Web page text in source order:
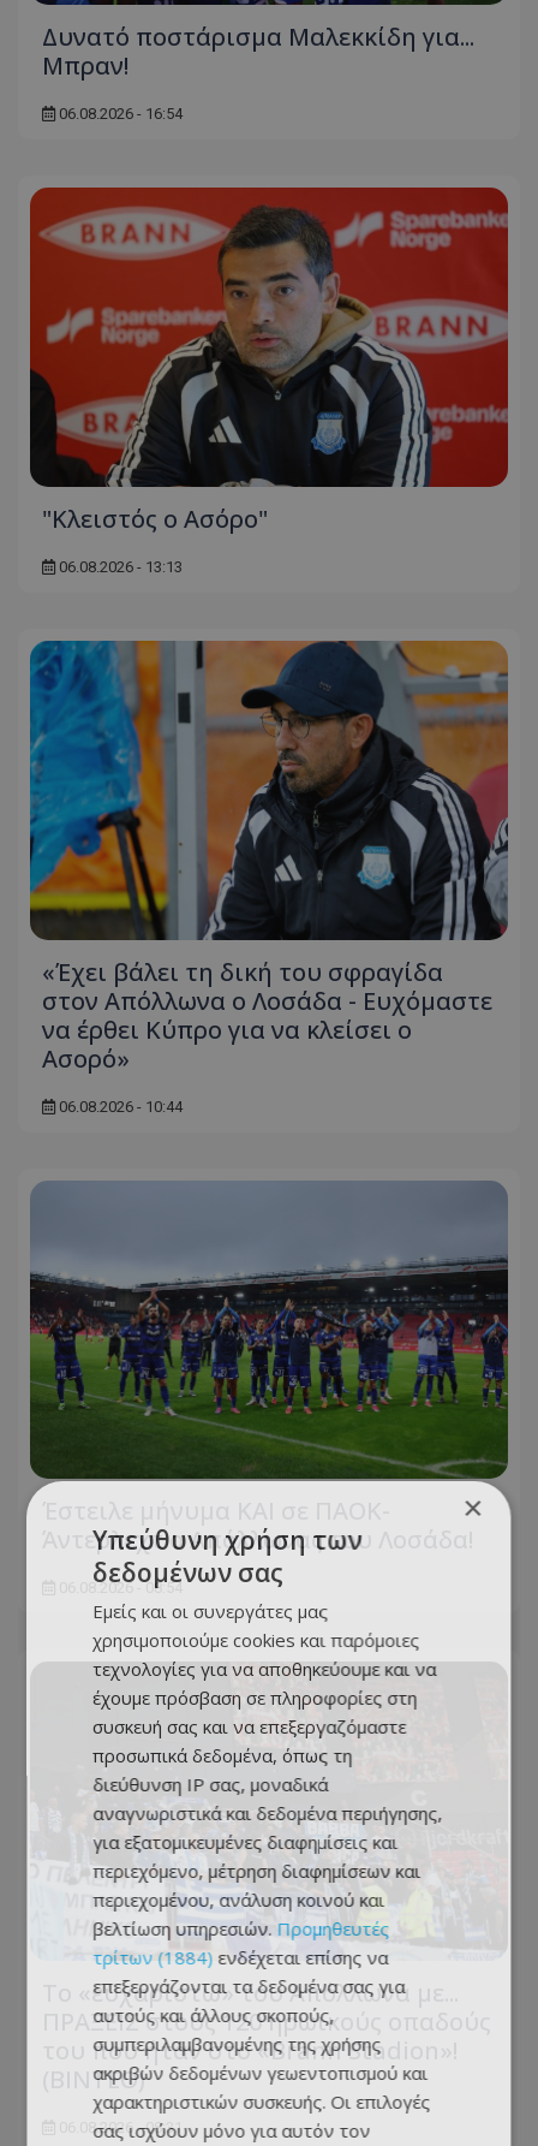
Δυνατό ποστάρισμα Μαλεκκίδη για...
Μπραν!
06.08.2026 - 16:54
"Κλειστός ο Ασόρο"
06.08.2026 - 13:13
«Έχει βάλει τη δική του σφραγίδα
στον Απόλλωνα ο Λοσάδα - Ευχόμαστε
να έρθει Κύπρο για να κλείσει ο
Ασορό»
06.08.2026 - 10:44
Άντερλεχτ ο Απόλλωνας του Λοσάδα!
06.08.2026 - 08:54
Το «ευχαριστώ» του Απόλλωνα με...
ΠΡΑΞΕΙΣ στους 120 ηρωικούς οπαδούς
του που ήταν στο «Brann Stadion»!
(ΒΙΝΤΕΟ)
06.08.2026 - 08:31
×
Υπεύθυνη χρήση των
δεδομένων σας
Εμείς και οι συνεργάτες μας
χρησιμοποιούμε cookies και παρόμοιες
τεχνολογίες για να αποθηκεύουμε και να
έχουμε πρόσβαση σε πληροφορίες στη
συσκευή σας και να επεξεργαζόμαστε
προσωπικά δεδομένα, όπως τη
διεύθυνση IP σας, μοναδικά
αναγνωριστικά και δεδομένα περιήγησης,
για εξατομικευμένες διαφημίσεις και
περιεχόμενο, μέτρηση διαφημίσεων και
περιεχομένου, ανάλυση κοινού και
βελτίωση υπηρεσιών. Προμηθευτές
τρίτων (1884) ενδέχεται επίσης να
επεξεργάζονται τα δεδομένα σας για
αυτούς και άλλους σκοπούς,
συμπεριλαμβανομένης της χρήσης
ακριβών δεδομένων γεωεντοπισμού και
χαρακτηριστικών συσκευής. Οι επιλογές
σας ισχύουν μόνο για αυτόν τον